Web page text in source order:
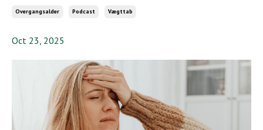
Overgangsalder Podcast Vægttab
Oct 23, 2025